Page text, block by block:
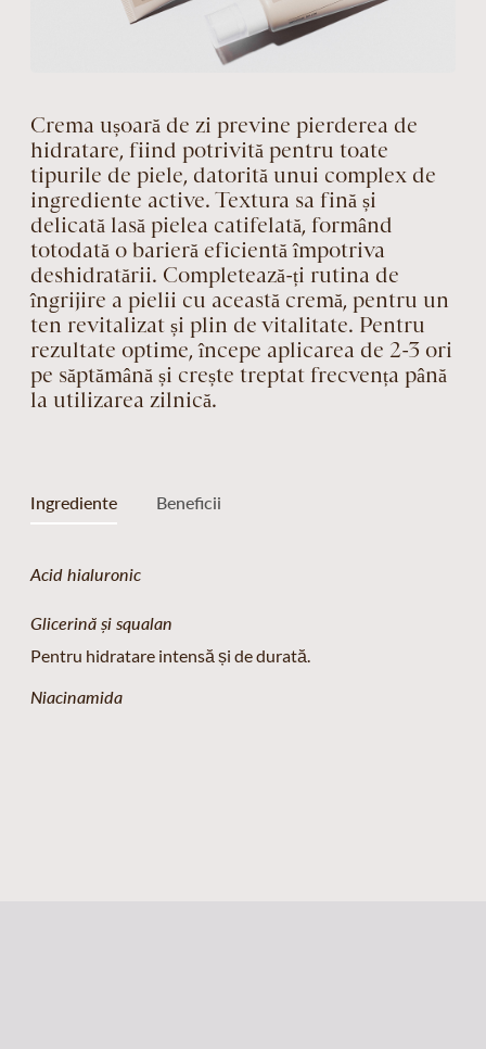
Crema ușoară de zi previne pierderea de
hidratare, fiind potrivită pentru toate
tipurile de piele, datorită unui complex de
ingrediente active. Textura sa fină și
delicată lasă pielea catifelată, formând
totodată o barieră eficientă împotriva
deshidratării. Completează-ți rutina de
îngrijire a pielii cu această cremă, pentru un
ten revitalizat și plin de vitalitate. Pentru
rezultate optime, începe aplicarea de 2-3 ori
pe săptămână și crește treptat frecvența până
la utilizarea zilnică.
Ingrediente Beneficii
Acid hialuronic
Glicerină și squalan
Pentru hidratare intensă și de durată.
Niacinamida